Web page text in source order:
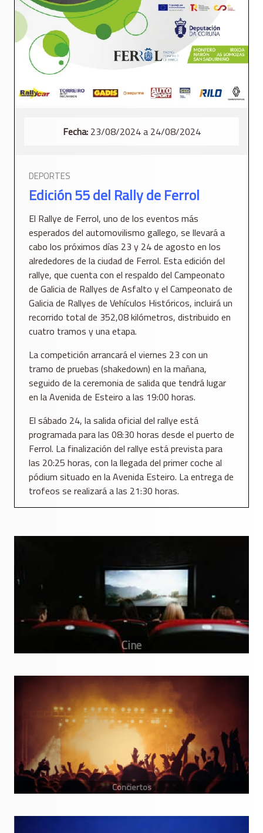
Fecha:23/08/2024 a 24/08/2024
DEPORTES
Edición 55 del Rally de Ferrol
El Rallye de Ferrol, uno de los eventos más
esperados del automovilismo gallego, se llevará a
cabo los próximos días 23 y 24 de agosto en los
alrededores de la ciudad de Ferrol. Esta edición del
rallye, que cuenta con el respaldo del Campeonato
de Galicia de Rallyes de Asfalto y el Campeonato de
Galicia de Rallyes de Vehículos Históricos, incluirá un
recorrido total de 352,08 kilómetros, distribuido en
cuatro tramos y una etapa.
La competición arrancará el viernes 23 con un
tramo de pruebas (shakedown) en la mañana,
seguido de la ceremonia de salida que tendrá lugar
en la Avenida de Esteiro a las 19:00 horas.
El sábado 24, la salida oficial del rallye está
programada para las 08:30 horas desde el puerto de
Ferrol. La finalización del rallye está prevista para
las 20:25 horas, con la llegada del primer coche al
pódium situado en la Avenida Esteiro. La entrega de
trofeos se realizará a las 21:30 horas.